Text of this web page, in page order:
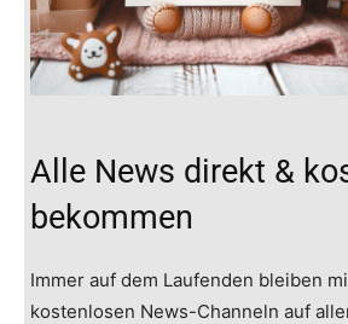
Alle News direkt &
bekommen
Immer auf dem Laufenden bleiben
kostenlosen News-Channeln auf